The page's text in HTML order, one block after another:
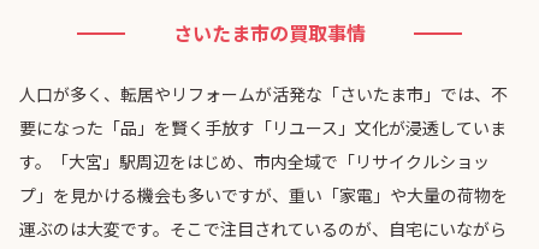
さいたま市の買取事情
人口が多く、転居やリフォームが活発な「さいたま市」では、不
要になった「品」を賢く手放す「リユース」文化が浸透していま
す。「大宮」駅周辺をはじめ、市内全域で「リサイクルショッ
プ」を見かける機会も多いですが、重い「家電」や大量の荷物を
運ぶのは大変です。そこで注目されているのが、自宅にいながら